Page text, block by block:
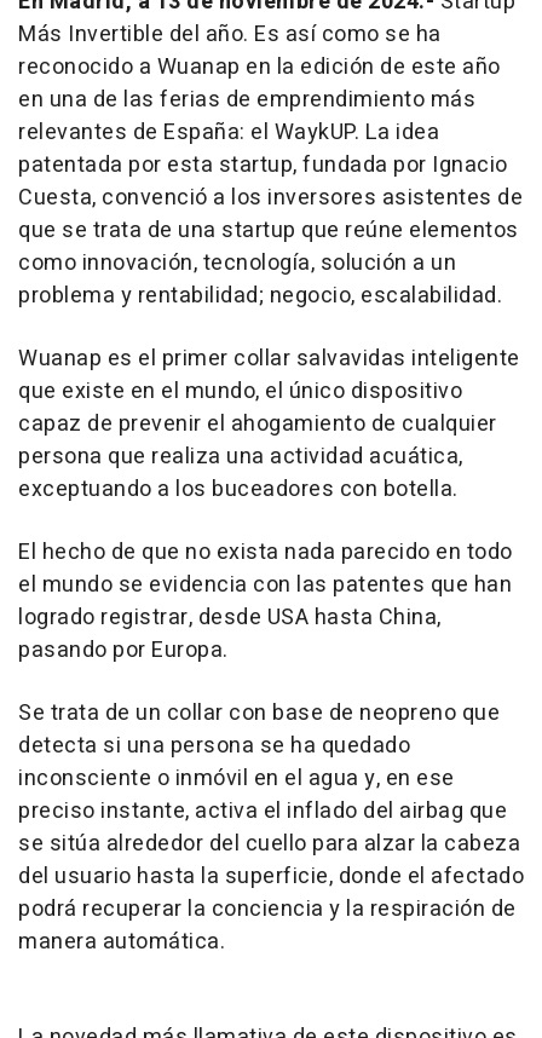
Más Invertible del año. Es así como se ha
reconocido a Wuanap en la edición de este año
en una de las ferias de emprendimiento más
relevantes de España: el WaykUP. La idea
patentada por esta startup, fundada por Ignacio
Cuesta, convenció a los inversores asistentes de
que se trata de una startup que reúne elementos
como innovación, tecnología, solución a un
problema y rentabilidad; negocio, escalabilidad.
Wuanap es el primer collar salvavidas inteligente
que existe en el mundo, el único dispositivo
capaz de prevenir el ahogamiento de cualquier
persona que realiza una actividad acuática,
exceptuando a los buceadores con botella.
El hecho de que no exista nada parecido en todo
el mundo se evidencia con las patentes que han
logrado registrar, desde USA hasta China,
pasando por Europa.
Se trata de un collar con base de neopreno que
detecta si una persona se ha quedado
inconsciente o inmóvil en el agua y, en ese
preciso instante, activa el inflado del airbag que
se sitúa alrededor del cuello para alzar la cabeza
del usuario hasta la superficie, donde el afectado
podrá recuperar la conciencia y la respiración de
manera automática.